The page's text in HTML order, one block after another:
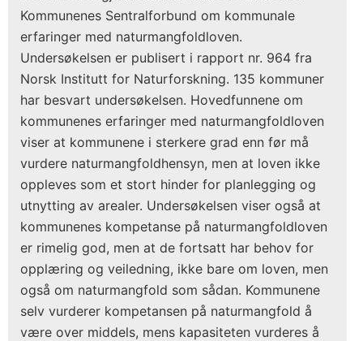
Kommunenes Sentralforbund om kommunale
erfaringer med naturmangfoldloven.
Undersøkelsen er publisert i rapport nr. 964 fra
Norsk Institutt for Naturforskning. 135 kommuner
har besvart undersøkelsen. Hovedfunnene om
kommunenes erfaringer med naturmangfoldloven
viser at kommunene i sterkere grad enn før må
vurdere naturmangfoldhensyn, men at loven ikke
oppleves som et stort hinder for planlegging og
utnytting av arealer. Undersøkelsen viser også at
kommunenes kompetanse på naturmangfoldloven
er rimelig god, men at de fortsatt har behov for
opplæring og veiledning, ikke bare om loven, men
også om naturmangfold som sådan. Kommunene
selv vurderer kompetansen på naturmangfold å
være over middels, mens kapasiteten vurderes å